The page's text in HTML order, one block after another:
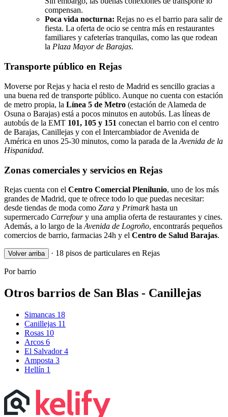
compensan.
Poca vida nocturna: Rejas no es el barrio para salir de
fiesta. La oferta de ocio se centra más en restaurantes
familiares y cafeterías tranquilas, como las que rodean
la Plaza Mayor de Barajas.
Transporte público en Rejas
Moverse por Rejas y hacia el resto de Madrid es sencillo gracias a
una buena red de transporte público. Aunque no cuenta con estación
de metro propia, la Línea 5 de Metro (estación de Alameda de
Osuna o Barajas) está a pocos minutos en autobús. Las líneas de
autobús de la EMT 101, 105 y 151 conectan el barrio con el centro
de Barajas, Canillejas y con el Intercambiador de Avenida de
América en unos 25-30 minutos, como la parada de la Avenida de la
Hispanidad.
Zonas comerciales y servicios en Rejas
Rejas cuenta con el Centro Comercial Plenilunio, uno de los más
grandes de Madrid, que te ofrece todo lo que puedas necesitar:
desde tiendas de moda como Zara y Primarkhasta un
supermercado Carrefoury una amplia oferta de restaurantes y cines.
Además, a lo largo de la Avenida de Logroño, encontrarás pequeños
comercios de barrio, farmacias 24h y el Centro de Salud Barajas.
Volver arriba · 18 pisos de particulares en Rejas
Por barrio
Otros barrios de San Blas - Canillejas
Simancas 18
Canillejas 11
Rosas 10
Arcos 6
El Salvador4
Amposta 3
Hellín 1